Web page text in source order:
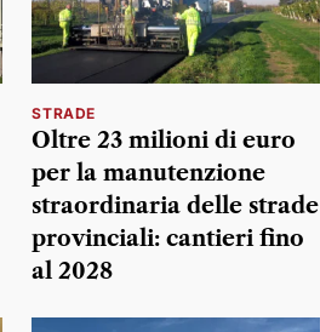
STRADE
Oltre 23 milioni di euro
per la manutenzione
straordinaria delle strade
provinciali: cantieri fino
al 2028